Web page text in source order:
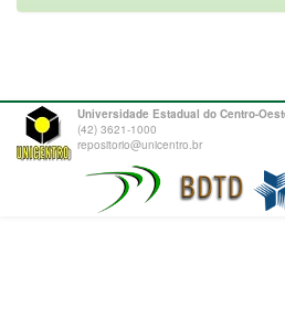
Universidade Estadual do Centro-
(42) 3621-1000
repositorio@unicentro.br